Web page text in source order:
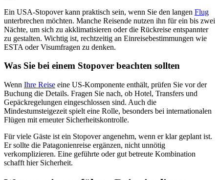
Ein USA-Stopover kann praktisch sein, wenn Sie den langen Flug
unterbrechen möchten. Manche Reisende nutzen ihn für ein bis zwei
Nächte, um sich zu akklimatisieren oder die Rückreise entspannter
zu gestalten. Wichtig ist, rechtzeitig an Einreisebestimmungen wie
ESTA oder Visumfragen zu denken.
Was Sie bei einem Stopover beachten sollten
Wenn Ihre Reise eine US-Komponente enthält, prüfen Sie vor der
Buchung die Details. Fragen Sie nach, ob Hotel, Transfers und
Gepäckregelungen eingeschlossen sind. Auch die
Mindestumsteigezeit spielt eine Rolle, besonders bei internationalen
Flügen mit erneuter Sicherheitskontrolle.
Für viele Gäste ist ein Stopover angenehm, wenn er klar geplant ist.
Er sollte die Patagonienreise ergänzen, nicht unnötig
verkomplizieren. Eine geführte oder gut betreute Kombination
schafft hier Sicherheit.